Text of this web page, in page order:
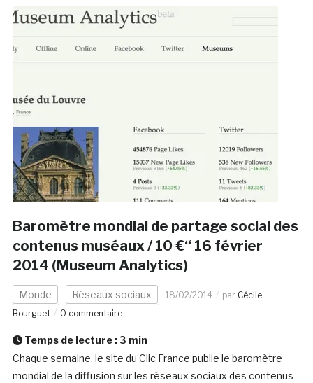
Baromètre mondial de partage social des
contenus muséaux / 10 €“ 16 février
2014 (Museum Analytics)
Monde Réseaux sociaux 18/02/2014 par Cécile
Bourguet
0 commentaire
Temps de lecture : 3 min
Chaque semaine, le site du Clic France publie le baromètre
mondial de la diffusion sur les réseaux sociaux des contenus